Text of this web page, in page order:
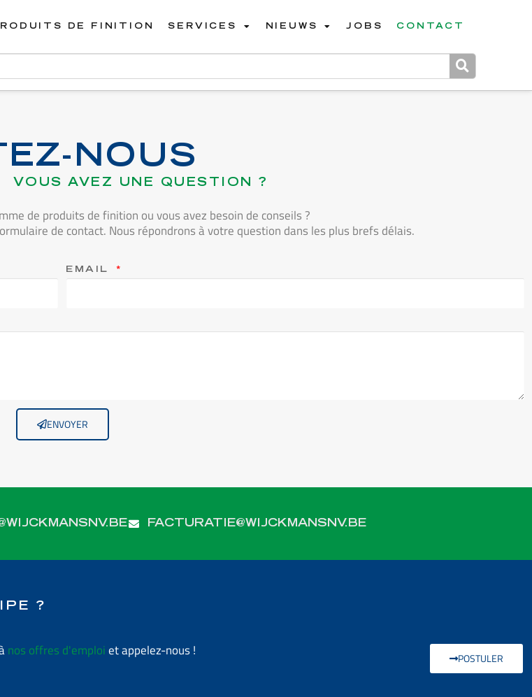
DE FINITION SERVICES NIEUWS JOBS CONTACT
NOUS
VOUS AVEZ UNE QUESTION ?
de produits de finition ou vous avez besoin de conseils ?
de contact. Nous répondrons à votre question dans les plus brefs délais.
EMAIL
ENVOYER
FACTURATIE@WIJCKMANSNV.BE
?
nos offres d'emploiet appelez-nous ! POSTULER